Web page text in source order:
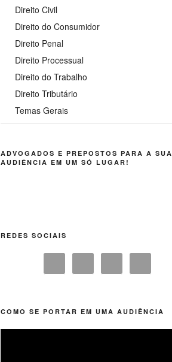
Direito Civil
Direito do Consumidor
Direito Penal
Direito Processual
Direito do Trabalho
Direito Tributário
Temas Gerais
ADVOGADOS E PREPOSTOS PARA A SUA
AUDIÊNCIA EM UM SÓ LUGAR!
REDES SOCIAIS
COMO SE PORTAR EM UMA AUDIÊNCIA